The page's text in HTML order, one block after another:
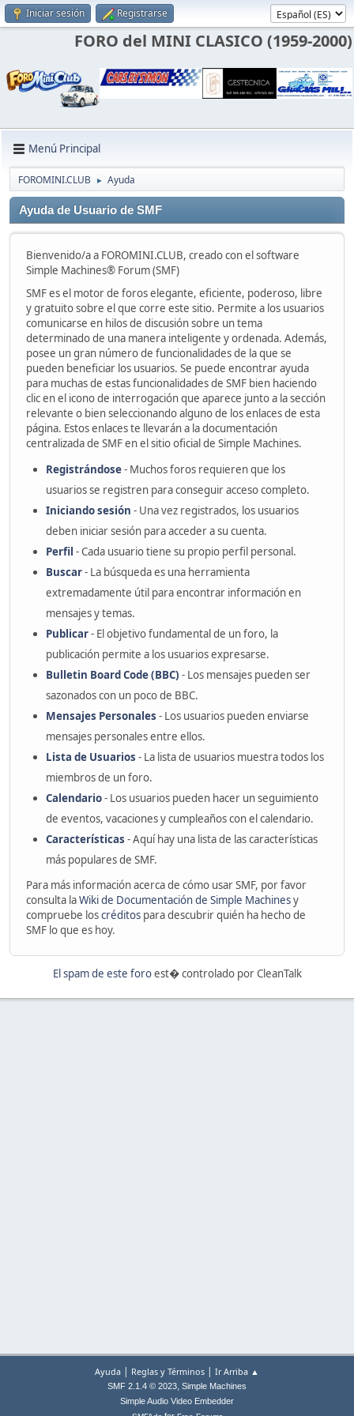
Iniciar sesión Registrarse
FORO del MINI CLASICO (1959-2000)
Menú Principal
FOROMINI.CLUB ► Ayuda
Ayuda de Usuario de SMF
Bienvenido/a a FOROMINI.CLUB, creado con el software
Simple Machines® Forum (SMF)
SMF es el motor de foros elegante, eficiente, poderoso, libre
y gratuito sobre el que corre este sitio. Permite a los usuarios
comunicarse en hilos de discusión sobre un tema
determinado de una manera inteligente y ordenada. Además,
posee un gran número de funcionalidades de la que se
pueden beneficiar los usuarios. Se puede encontrar ayuda
para muchas de estas funcionalidades de SMF bien haciendo
clic en el icono de interrogación que aparece junto a la sección
relevante o bien seleccionando alguno de los enlaces de esta
página. Estos enlaces te llevarán a la documentación
centralizada de SMF en el sitio oficial de Simple Machines.
Registrándose- Muchos foros requieren que los
usuarios se registren para conseguir acceso completo.
Iniciando sesión - Una vez registrados, los usuarios
deben iniciar sesión para acceder a su cuenta.
Perfil - Cada usuario tiene su propio perfil personal.
Buscar- La búsqueda es una herramienta
extremadamente útil para encontrar información en
mensajes y temas.
Publicar- El objetivo fundamental de un foro, la
publicación permite a los usuarios expresarse.
Bulletin Board Code (BBC) - Los mensajes pueden ser
sazonados con un poco de BBC.
Mensajes Personales - Los usuarios pueden enviarse
mensajes personales entre ellos.
Lista de Usuarios - La lista de usuarios muestra todos los
miembros de un foro.
Calendario- Los usuarios pueden hacer un seguimiento
de eventos, vacaciones y cumpleaños con el calendario.
Características - Aquí hay una lista de las características
más populares de SMF.
Para más información acerca de cómo usar SMF, por favor
consulta laWiki de Documentación de Simple Machinesy
compruebe loscréditos para descubrir quién ha hecho de
SMF lo que es hoy.
El spam de este foroest� controlado por CleanTalk
Ayuda | Reglas y Términos | Ir Arriba ▲
SMF 2.1.4 © 2023, Simple Machines
Simple Audio Video Embedder